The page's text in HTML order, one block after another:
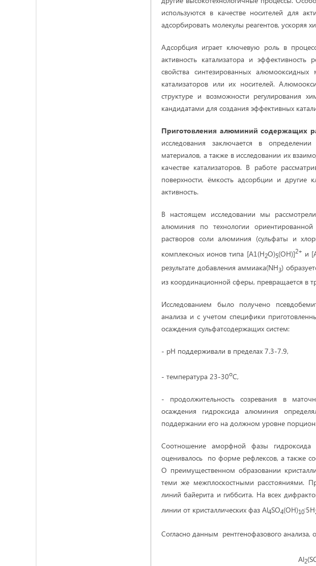
используются в качестве носителей для
адсорбировать молекулы реагентов, ускоряя
Адсорбция играет ключевую роль в
активность катализатора и
свойства синтезированных
катализаторов или их носителей.
структуре и возможности регулирования
кандидатами для создания эффективных
Приготовления алюминий содержащих
исследования заключается в
материалов, а также в исследовании их
качестве катализаторов. В работе
поверхности, ёмкость адсорбции и другие
активность.
В настоящем исследовании мы
алюминия по технологии
растворов соли алюминия (сульфаты и
комплексных ионов типа [A1(H2O)5(OH)]2+ и
результате добавления аммиака(NH3)
из координационной сферы, превращается в
Исследованием было получено
анализа и с учетом специфики
осаждения сульфатсодержащих систем:
- рН поддерживали в пределах 7.3-7.9,
- температура 23-30оС,
- продолжительность созревания в
осаждения гидроксида алюминия
поддержании его на должном уровне
Соотношение аморфной фазы гидроксида
оценивалось по форме рефлексов, а также
О преимущественном образовании
теми же межплоскостными расстояниями.
линий байерита и гиббсита. На всех
линии от кристаллических фаз Al4SO4(OH)10
.5H
Согласно данным рентгенофазового анализа,
Al2